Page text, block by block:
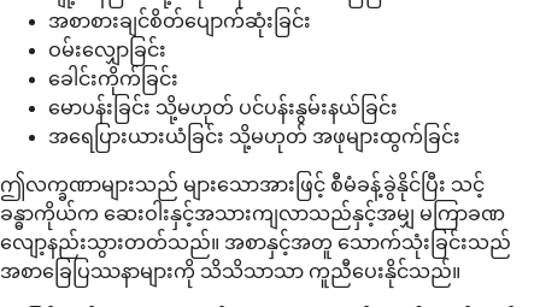
အစာစားချင်စိတ်ပျောက်ဆုံးခြင်း
ဝမ်းလျှောခြင်း
ခေါင်းကိုက်ခြင်း
မောပန်းခြင်း သို့မဟုတ် ပင်ပန်းနွမ်းနယ်ခြင်း
အရေပြားယားယံခြင်း သို့မဟုတ် အဖုများထွက်ခြင်း
ဤလက္ခဏာများသည် များသောအားဖြင့် စီမံခန့်ခွဲနိုင်ပြီး သင့်
ခန္ဓာကိုယ်က ဆေးဝါးနှင့်အသားကျလာသည်နှင့်အမျှ မကြာခဏ
လျော့နည်းသွားတတ်သည်။ အစာနှင့်အတူ သောက်သုံးခြင်းသည်
အစာခြေပြဿနာများကို သိသိသာသာ ကူညီပေးနိုင်သည်။